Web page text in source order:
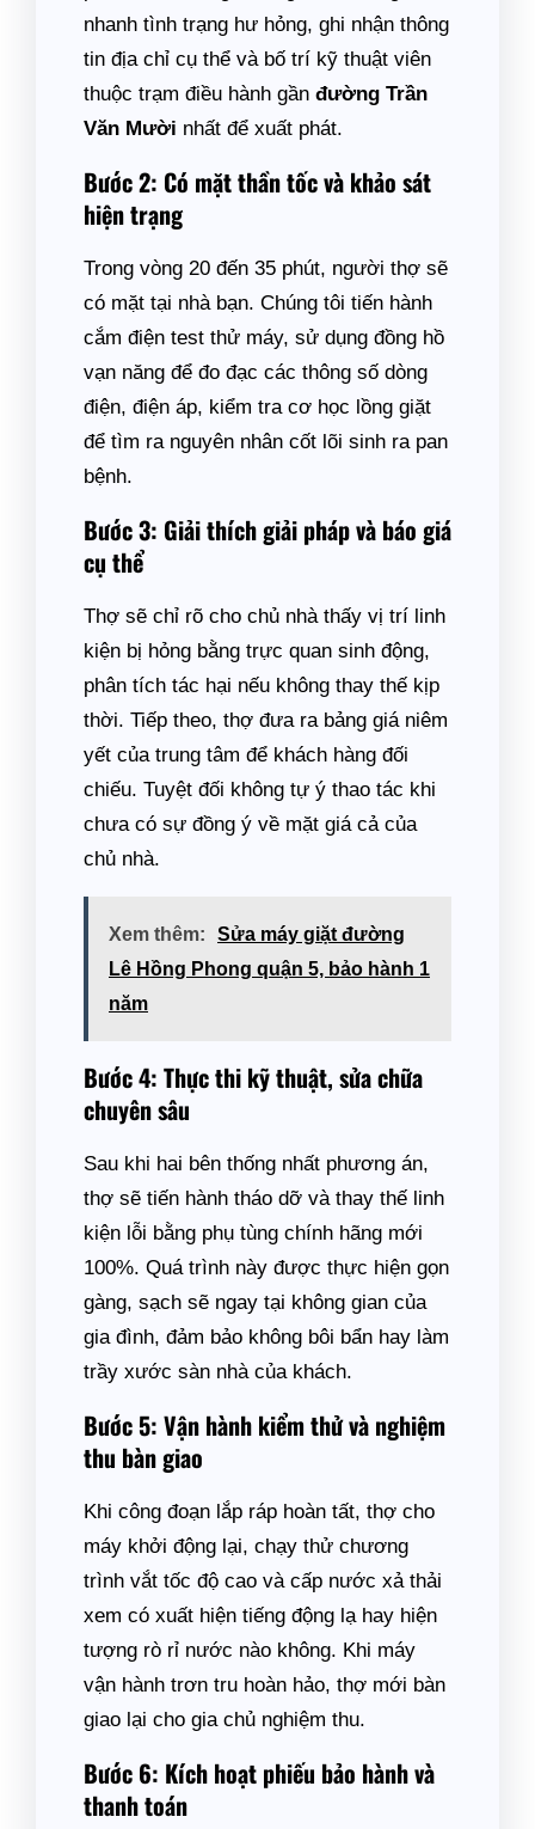
nhanh tình trạng hư hỏng, ghi nhận thông
tin địa chỉ cụ thể và bố trí kỹ thuật viên
thuộc trạm điều hành gần đường Trần
Văn Mười nhất để xuất phát.
Bước 2: Có mặt thần tốc và khảo sát
hiện trạng
Trong vòng 20 đến 35 phút, người thợ sẽ
có mặt tại nhà bạn. Chúng tôi tiến hành
cắm điện test thử máy, sử dụng đồng hồ
vạn năng để đo đạc các thông số dòng
điện, điện áp, kiểm tra cơ học lồng giặt
để tìm ra nguyên nhân cốt lõi sinh ra pan
bệnh.
Bước 3: Giải thích giải pháp và báo giá
cụ thể
Thợ sẽ chỉ rõ cho chủ nhà thấy vị trí linh
kiện bị hỏng bằng trực quan sinh động,
phân tích tác hại nếu không thay thế kịp
thời. Tiếp theo, thợ đưa ra bảng giá niêm
yết của trung tâm để khách hàng đối
chiếu. Tuyệt đối không tự ý thao tác khi
chưa có sự đồng ý về mặt giá cả của
chủ nhà.
Xem thêm:
Sửa máy giặt đường
Lê Hồng Phong quận 5, bảo hành 1
năm
Bước 4: Thực thi kỹ thuật, sửa chữa
chuyên sâu
Sau khi hai bên thống nhất phương án,
thợ sẽ tiến hành tháo dỡ và thay thế linh
kiện lỗi bằng phụ tùng chính hãng mới
100%. Quá trình này được thực hiện gọn
gàng, sạch sẽ ngay tại không gian của
gia đình, đảm bảo không bôi bẩn hay làm
trầy xước sàn nhà của khách.
Bước 5: Vận hành kiểm thử và nghiệm
thu bàn giao
Khi công đoạn lắp ráp hoàn tất, thợ cho
máy khởi động lại, chạy thử chương
trình vắt tốc độ cao và cấp nước xả thải
xem có xuất hiện tiếng động lạ hay hiện
tượng rò rỉ nước nào không. Khi máy
vận hành trơn tru hoàn hảo, thợ mới bàn
giao lại cho gia chủ nghiệm thu.
Bước 6: Kích hoạt phiếu bảo hành và
thanh toán